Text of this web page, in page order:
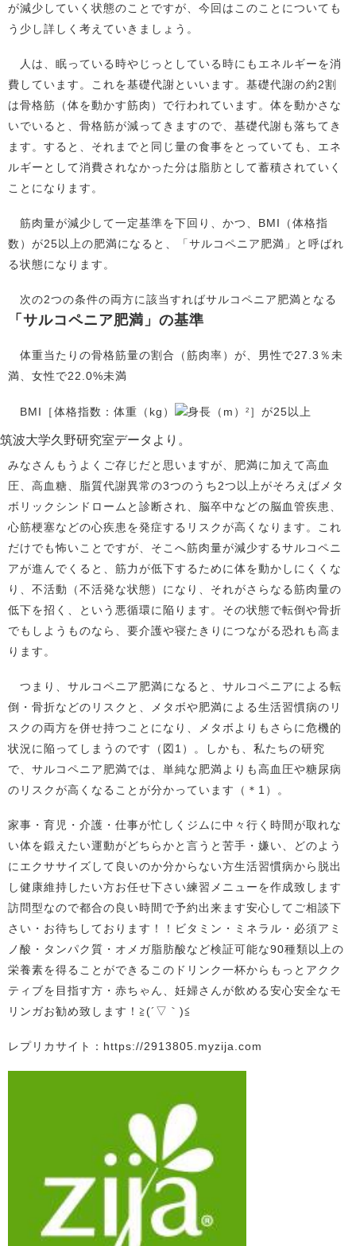
が減少していく状態のことですが、今回はこのことについても
う少し詳しく考えていきましょう。
人は、眠っている時やじっとしている時にもエネルギーを消
費しています。これを基礎代謝といいます。基礎代謝の約2割
は骨格筋（体を動かす筋肉）で行われています。体を動かさな
いでいると、骨格筋が減ってきますので、基礎代謝も落ちてき
ます。すると、それまでと同じ量の食事をとっていても、エネ
ルギーとして消費されなかった分は脂肪として蓄積されていく
ことになります。
筋肉量が減少して一定基準を下回り、かつ、BMI（体格指
数）が25以上の肥満になると、「サルコペニア肥満」と呼ばれ
る状態になります。
次の2つの条件の両方に該当すればサルコペニア肥満となる
「サルコペニア肥満」の基準
体重当たりの骨格筋量の割合（筋肉率）が、男性で27.3％未
満、女性で22.0%未満
BMI［体格指数：体重（kg） 身長（m） 2 ］が25以上
筑波大学久野研究室データより。
みなさんもうよくご存じだと思いますが、肥満に加えて高血
圧、高血糖、脂質代謝異常の3つのうち2つ以上がそろえばメタ
ボリックシンドロームと診断され、脳卒中などの脳血管疾患、
心筋梗塞などの心疾患を発症するリスクが高くなります。これ
だけでも怖いことですが、そこへ筋肉量が減少するサルコペニ
アが進んでくると、筋力が低下するために体を動かしにくくな
り、不活動（不活発な状態）になり、それがさらなる筋肉量の
低下を招く、という悪循環に陥ります。その状態で転倒や骨折
でもしようものなら、要介護や寝たきりにつながる恐れも高ま
ります。
つまり、サルコペニア肥満になると、サルコペニアによる転
倒・骨折などのリスクと、メタボや肥満による生活習慣病のリ
スクの両方を併せ持つことになり、メタボよりもさらに危機的
状況に陥ってしまうのです（図1）。しかも、私たちの研究
で、サルコペニア肥満では、単純な肥満よりも高血圧や糖尿病
のリスクが高くなることが分かっています（＊1）。
家事・育児・介護・仕事が忙しくジムに中々行く時間が取れな
い体を鍛えたい運動がどちらかと言うと苦手・嫌い、どのよう
にエクササイズして良いのか分からない方生活習慣病から脱出
し健康維持したい方お任せ下さい練習メニューを作成致します
訪問型なので都合の良い時間で予約出来ます安心してご相談下
さい・お待ちしております！！ビタミン・ミネラル・必須アミ
ノ酸・タンパク質・オメガ脂肪酸など検証可能な90種類以上の
栄養素を得ることができるこのドリンク一杯からもっとアクク
ティブを目指す方・赤ちゃん、妊婦さんが飲める安心安全なモ
リンガお勧め致します！≧(´▽｀)≦
レプリカサイト：https://2913805.myzija.com